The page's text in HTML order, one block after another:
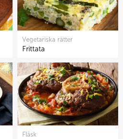
Vegetariska rätter
Frittata
Fläsk